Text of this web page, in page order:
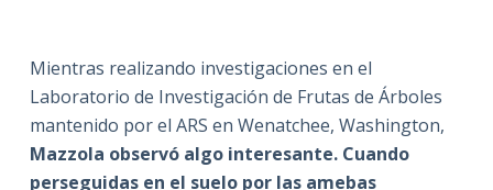
Mientras realizando investigaciones en el
Laboratorio de Investigación de Frutas de Árboles
mantenido por el ARS en Wenatchee, Washington,
Mazzola observó algo interesante. Cuando
perseguidas en el suelo por las amebas